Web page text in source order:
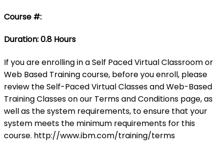
Course #:
Duration: 0.8 Hours
If you are enrolling in a Self Paced Virtual Classroom or
Web Based Training course, before you enroll, please
review the Self-Paced Virtual Classes and Web-Based
Training Classes on our Terms and Conditions page, as
well as the system requirements, to ensure that your
system meets the minimum requirements for this
course. http://www.ibm.com/training/terms